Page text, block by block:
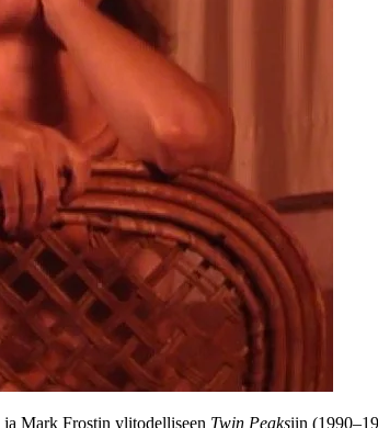
ja Mark Frostin ylitodelliseen Twin Peaksiin